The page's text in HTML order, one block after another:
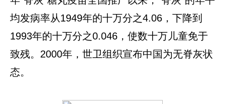
均发病率从1949年的十万分之4.06，下降到
1993年的十万分之0.046，使数十万儿童免于
致残。2000年，世卫组织宣布中国为无脊灰状
态。